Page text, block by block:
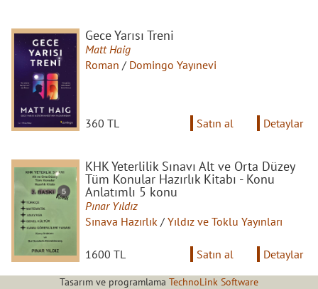
Gece Yarısı Treni
Matt Haig
Roman / Domingo Yayınevi
360 TL Satın al Detaylar
KHK Yeterlilik Sınavı Alt ve Orta Düzey
Tüm Konular Hazırlık Kitabı - Konu
Anlatımlı 5 konu
Pınar Yıldız
Sınava Hazırlık / Yıldız ve Toklu Yayınları
1600 TL Satın al Detaylar
Tasarım ve programlama TechnoLink Software